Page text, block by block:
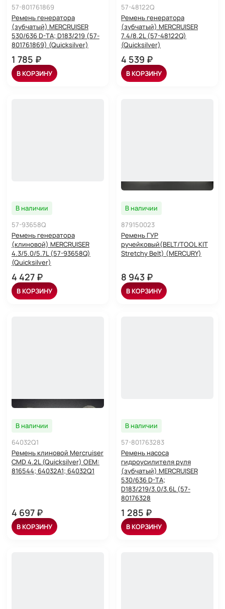
57-801761869
Ремень генератора
(зубчатый) MERCRUISER
530/636 D-TA; D183/219 (57-
801761869) (Quicksilver)
1 785 ₽
В КОРЗИНУ
57-48122Q
Ремень генератора
(зубчатый) MERCRUISER
7.4/8.2L (57-48122Q)
(Quicksilver)
4 539 ₽
В КОРЗИНУ
В наличии
57-93658Q
Ремень генератора
(клиновой) MERCRUISER
4.3/5.0/5.7L (57-93658Q)
(Quicksilver)
4 427 ₽
В КОРЗИНУ
В наличии
879150023
Ремень ГУР
ручейковый(BELT/TOOL KIT
Stretchy Belt) (MERCURY)
8 943 ₽
В КОРЗИНУ
В наличии
64032Q1
Ремень клиновой Mercruiser
CMD 4.2L (Quicksilver) OEM:
816544; 64032A1; 64032Q1
4 697 ₽
В КОРЗИНУ
В наличии
57-801763283
Ремень насоса
гидроусилителя руля
(зубчатый) MERCRUISER
530/636 D-TA;
D183/219/3.0/3.6L (57-
80176328
1 285 ₽
В КОРЗИНУ